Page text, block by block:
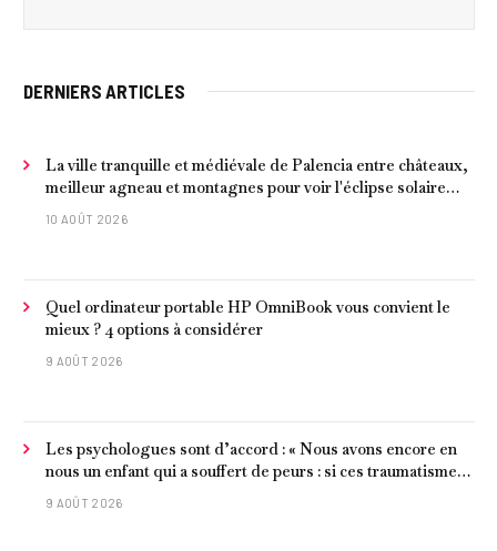
DERNIERS ARTICLES
La ville tranquille et médiévale de Palencia entre châteaux,
meilleur agneau et montagnes pour voir l'éclipse solaire
10 AOÛT 2026
Quel ordinateur portable HP OmniBook vous convient le
mieux ? 4 options à considérer
9 AOÛT 2026
Les psychologues sont d’accord : « Nous avons encore en
nous un enfant qui a souffert de peurs : si ces traumatismes
ne sont pas surmontés, ils continueront à nous affecter dans
9 AOÛT 2026